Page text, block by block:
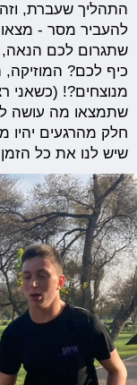
התהליך שעברת,
להעביר מסר -
שתגרום לכם
כיף לכם?
שתמצאו מה עושה
חלק מהרגעים יהיו
שיש לנו את כל